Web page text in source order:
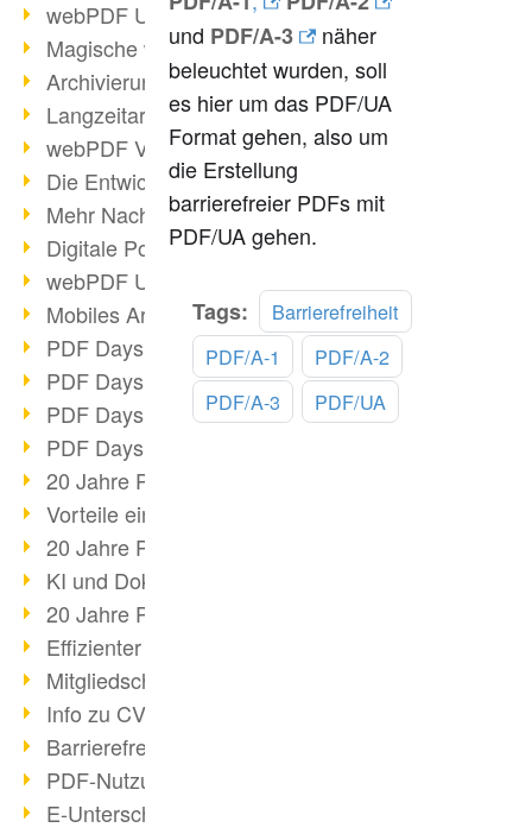
webPDF Update 9.0.0.2732
Magische webPDF Version 9
Archivierung: Aufbewahrungsfristen
Langzeitarchivierung mit PDF/A
webPDF Video - Behind the Scenes
Die Entwicklung von PDF/X
Mehr Nachhaltigkeit durch PDF
Digitale Post als PDF/A
webPDF Update 8.0.0.2531
Mobiles Arbeiten mit PDF
PDF Days 2022 Themenblock 3
PDF Days 2022 Themenblock 2
PDF Days 2022 Themenblock 1
PDF Days Europe 2022
20 Jahre PDF/X (Teil 3)
Vorteile einer PDF-Businesslösung
20 Jahre PDF/X (Teil 2)
KI und Dokumenten-Management
20 Jahre PDF/X (Teil 1)
Effizienter Dokumenten Workflow
Mitgliedschaft PDF Association
Info zu CVE-2022-22965
Barrierefreiheit mehr als Inklusion
PDF-Nutzung durch Pandemie
E-Unterschriften für Verwaltung
und PDF/A-3
näher
beleuchtet wurden, soll
es hier um das PDF/UA
Format gehen, also um
die Erstellung
barrierefreier PDFs mit
PDF/UA gehen.
Tags:
Barrierefreiheit
PDF/A-1
PDF/A-2
PDF/A-3
PDF/UA